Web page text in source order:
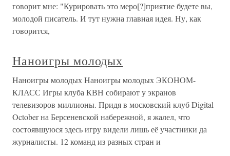
говорит мне: "Курировать это меро[?]приятие будете вы,
молодой писатель. И тут нужна главная идея. Ну, как
говорится,
Наноигры молодых
Наноигры молодых Наноигры молодых ЭКОНОМ-
КЛАСС Игры клуба КВН собирают у экранов
телевизоров миллионы. Придя в московский клуб Digital
October на Берсеневской набережной, я жалел, что
состоявшуюся здесь игру видели лишь её участники да
журналисты. 12 команд из разных стран и